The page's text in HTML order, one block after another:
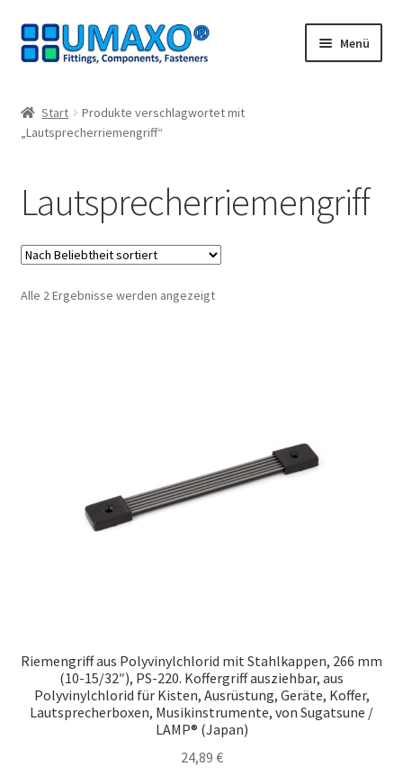
Zur
Navigation
Zum
Inhalt
Menü
AGB
Vertrag widerrufen
Start
Produkte verschlagwortet mit
„Lautsprecherriemengriff“
Lautsprecherriemengriff
Alle 2 Ergebnisse werden angezeigtNach
Riemengriff aus Polyvinylchlorid mit Stahlkappen, 266 mm
(10-15/32″), PS-220. Koffergriff ausziehbar, aus
Polyvinylchlorid für Kisten, Ausrüstung, Geräte, Koffer,
Lautsprecherboxen, Musikinstrumente, von Sugatsune /
LAMP® (Japan)
24,89 €